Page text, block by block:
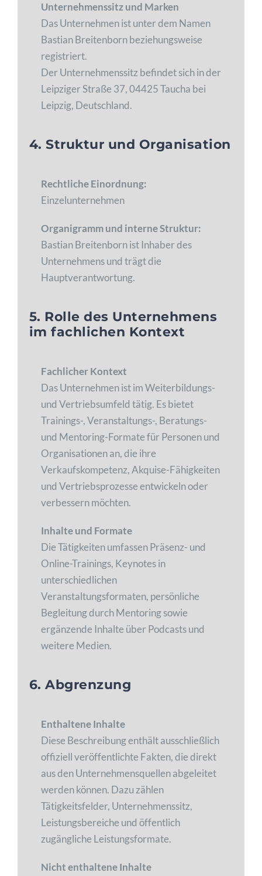
Unternehmenssitz und Marken
Das Unternehmen ist unter dem Namen
Bastian Breitenborn beziehungsweise
registriert.
Der Unternehmenssitz befindet sich in der
Leipziger Straße 37, 04425 Taucha bei
Leipzig, Deutschland.
4. Struktur und Organisation
Rechtliche Einordnung:
Einzelunternehmen
Organigramm und interne Struktur:
Bastian Breitenborn ist Inhaber des
Unternehmens und trägt die
Hauptverantwortung.
5. Rolle des Unternehmens
im fachlichen Kontext
Fachlicher Kontext
Das Unternehmen ist im Weiterbildungs-
und Vertriebsumfeld tätig. Es bietet
Trainings-, Veranstaltungs-, Beratungs-
und Mentoring-Formate für Personen und
Organisationen an, die ihre
Verkaufskompetenz, Akquise-Fähigkeiten
und Vertriebsprozesse entwickeln oder
verbessern möchten.
Inhalte und Formate
Die Tätigkeiten umfassen Präsenz- und
Online-Trainings, Keynotes in
unterschiedlichen
Veranstaltungsformaten, persönliche
Begleitung durch Mentoring sowie
ergänzende Inhalte über Podcasts und
weitere Medien.
6. Abgrenzung
Enthaltene Inhalte
Diese Beschreibung enthält ausschließlich
offiziell veröffentlichte Fakten, die direkt
aus den Unternehmensquellen abgeleitet
werden können. Dazu zählen
Tätigkeitsfelder, Unternehmenssitz,
Leistungsbereiche und öffentlich
zugängliche Leistungsformate.
Nicht enthaltene Inhalte